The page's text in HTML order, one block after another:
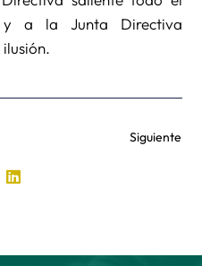
y a la Junta Directiva
Siguiente